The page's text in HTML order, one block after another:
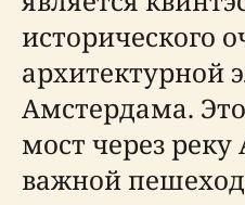
исторического
архитектурной
Амстердама.
мост через
важной